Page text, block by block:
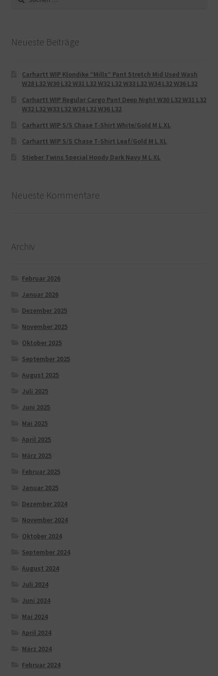
nach:
Neueste Beiträge
Carhartt WIP Klondike “Mills“ Pant Stretch Mid Used Wash
W28 L32 W30 L32 W31 L32 W32 L32 W33 L32 W34 L32 W36 L32
Carhartt WIP Regular Cargo Pant Deep Night W30 L32 W31 L32
W32 L32 W33 L32 W34 L32 W36 L32
Carhartt WIP S/S Chase T-Shirt White/Gold M L XL
Carhartt WIP S/S Chase T-Shirt Leaf/Gold M L XL
Stieber Twins Special Hoody Dark Navy M L XL
Neueste Kommentare
Archiv
Februar 2026
Januar 2026
Dezember 2025
November 2025
Oktober 2025
September 2025
August 2025
Juli 2025
Juni 2025
Mai 2025
April 2025
März 2025
Februar 2025
Januar 2025
Dezember 2024
November 2024
Oktober 2024
September 2024
August 2024
Juli 2024
Juni 2024
Mai 2024
April 2024
März 2024
Februar 2024